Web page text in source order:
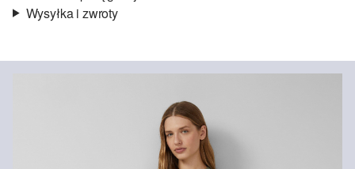
Material: bawełna
Wysyłka i zwroty
Czas dostawy jest wyświetlany podczas procesu zamówienia (kroki
Koszt wysyłki wynosi 15 zł (opłata ryczałtowa).